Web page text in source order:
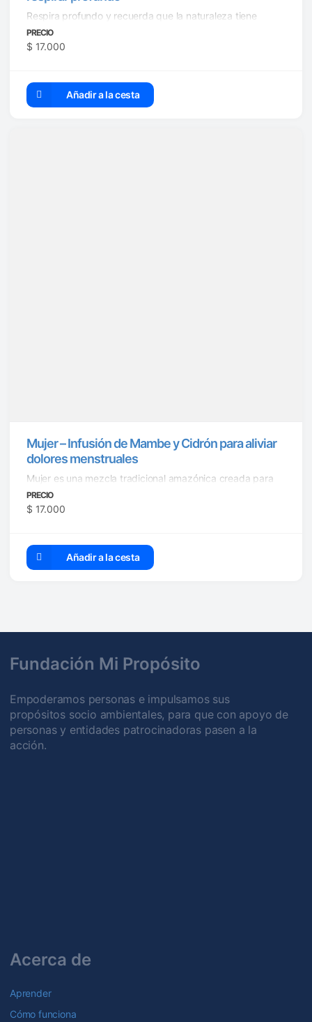
Respira profundo y recuerda que la naturaleza tiene
aliados poderosos para cuidar ...
PRECIO
$ 17.000
Añadir a la cesta
Mujer – Infusión de Mambe y Cidrón para aliviar
dolores menstruales
Mujer es una mezcla tradicional amazónica creada para
acompañar y aliviar a ...
PRECIO
$ 17.000
Añadir a la cesta
Fundación Mi Propósito
Empoderamos personas e impulsamos sus
propósitos socio ambientales, para que con apoyo de
personas y entidades patrocinadoras pasen a la
acción.
Acerca de
Aprender
Cómo funciona